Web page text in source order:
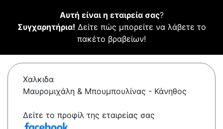
Αυτή είναι η εταιρεία σας?
Συγχαρητήρια! Δείτε πώς μπορείτε να λάβετε το
πακέτο βραβείων!
Χαλκιδα
Μαυρομιχάλη & Μπουμπουλίνας - Κάνηθος
Δείτε το προφίλ της εταιρείας σας